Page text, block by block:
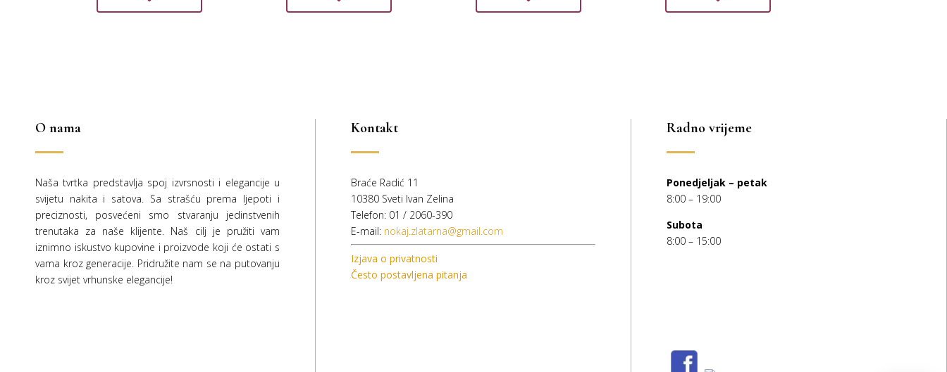
bila
je:
bila
je:
bila
je:
bila
je:
O nama
Naša tvrtka predstavlja spoj izvrsnosti i elegancije u
svijetu nakita i satova. Sa strašću prema ljepoti i
preciznosti, posvećeni smo stvaranju jedinstvenih
trenutaka za naše klijente. Naš cilj je pružiti vam
iznimno iskustvo kupovine i proizvode koji će ostati s
vama kroz generacije. Pridružite nam se na putovanju
kroz svijet vrhunske elegancije!
Kontakt
Braće Radić 11
10380 Sveti Ivan Zelina
Telefon: 01 / 2060-390
E-mail: nokaj.zlatarna@gmail.com
Izjava o privatnosti
Često postavljena pitanja
Radno vrijeme
Ponedjeljak – petak
8:00 – 19:00
Subota
8:00 – 15:00